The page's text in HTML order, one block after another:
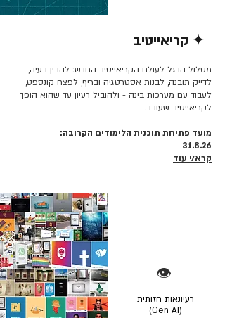
✦ קריאייטיב
מסלול הדגל לעולם הקריאייטיב החדש: להבין בעיה,
לדייק תובנה, לבנות אסטרטגיה ובריף, לפצח קונספט,
לעבוד עם מערכות בינה - ולהוביל רעיון עד שהוא הופך
לקריאייטיב שעובד.
מועד פתיחת תוכנית הלימודים הקרובה:
31.8.26
קרא/י עוד
👁️
רעיונאות חזותית
(Gen AI)